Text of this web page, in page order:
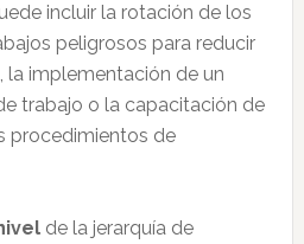
incluir la rotación de los
peligrosos para reducir
la implementación de un
trabajo o la capacitación de
procedimientos de
de la jerarquía de